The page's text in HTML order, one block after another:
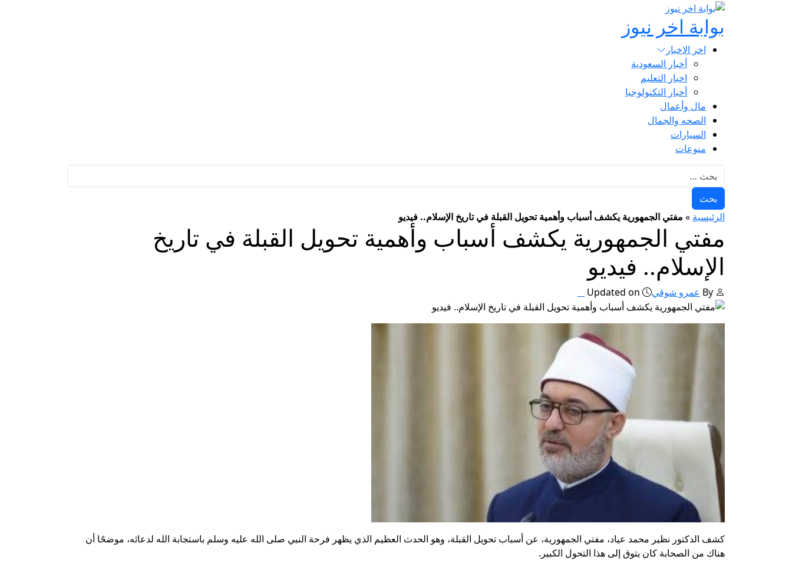
بوابة اخر نيوز
اخر الاخبار
أخبار السعودية
اخبار التعليم
أخبار التكنولوجيا
مال وأعمال
الصحه والجمال
السيارات
منوعات
الرئيسية » مفتي الجمهورية يكشف أسباب وأهمية تحويل القبلة في تاريخ الإسلام.. فيديو
مفتي الجمهورية يكشف أسباب وأهمية تحويل القبلة في تاريخ
الإسلام.. فيديو
By عمرو شوقي Updated on
كشف الدكتور نظير محمد عياد، مفتي الجمهورية، عن أسباب تحويل القبلة، وهو الحدث العظيم الذي يظهر فرحة النبي صلى الله عليه وسلم باستجابة الله لدعائه، موضحًا أن
هناك من الصحابة كان يتوق إلى هذا التحول الكبير.